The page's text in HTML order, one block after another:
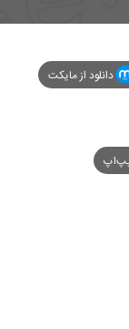
دانلود از مایکت